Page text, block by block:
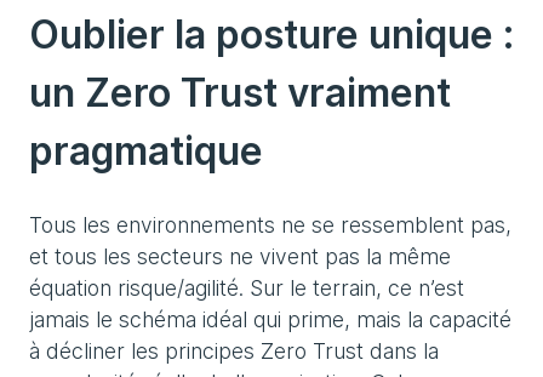
Oublier la posture unique :
un Zero Trust vraiment
pragmatique
Tous les environnements ne se ressemblent pas,
et tous les secteurs ne vivent pas la même
équation risque/agilité. Sur le terrain, ce n’est
jamais le schéma idéal qui prime, mais la capacité
à décliner les principes Zero Trust dans la